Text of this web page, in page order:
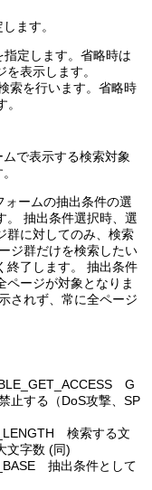
ます。
定します。省略時は
表示します。
索を行います。省略時
で表示する検索対象
ームの抽出条件の選
。 抽出条件選択時、選
群に対してのみ、検索
ジ群だけを検索したい
終了します。 抽出条件
ページが対象となりま
されず、常に全ページ
G
止する（DoS攻撃、SP
検索する文
文字数 (同)
抽出条件として